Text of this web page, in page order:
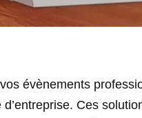
évènements
Ces